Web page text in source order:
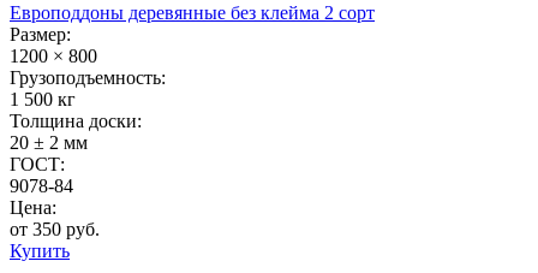
Европоддоны деревянные без клейма 2 сорт
Размер:
1200 × 800
Грузоподъемность:
1 500 кг
Толщина доски:
20 ± 2 мм
ГОСТ:
9078-84
Цена:
от 350 руб.
Купить